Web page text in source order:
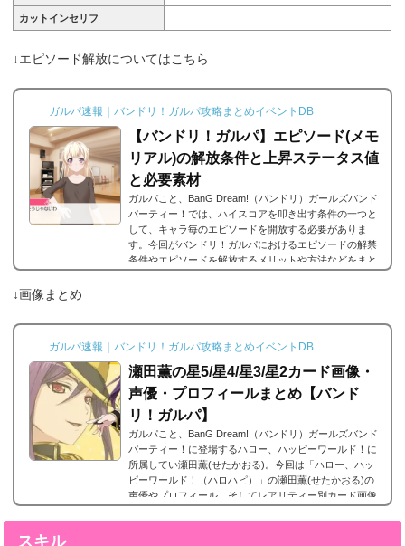
カットインセリフ
↓エピソード解放についてはこちら
ガルパ速報｜バンドリ！ガルパ攻略まとめイベントDB
【バンドリ！ガルパ】エピソード(メモ
リアル)の解放条件と上昇ステータス値
と必要素材
ガルパこと、BanG Dream!（バンドリ）ガールズバンド
パーティー！では、ハイスコアを叩き出す条件の一つと
して、キャラ毎のエピソードを開放する必要がありま
す。今回がバンドリ！ガルパにおけるエピソードの解禁
条件やエピソードを解放するメリットや方法などをまと
す。エピソードは各キャラクターの詳細にあり、解放す
よ...
↓画像まとめ
ガルパ速報｜バンドリ！ガルパ攻略まとめイベントDB
瀬田薫の星5/星4/星3/星2カード画像・
声優・プロフィールまとめ【バンド
リ！ガルパ】
ガルパこと、BanG Dream!（バンドリ）ガールズバンド
パーティー！に登場するハロー、ハッピーワールド！に
所属してい瀬田薫(せたかおる)。今回は「ハロー、ハッ
ピーワールド！（ハロハピ）」の瀬田薫(せたかおる)の
声優やプロフィール、そしてレアリティー別カード画像
スキル